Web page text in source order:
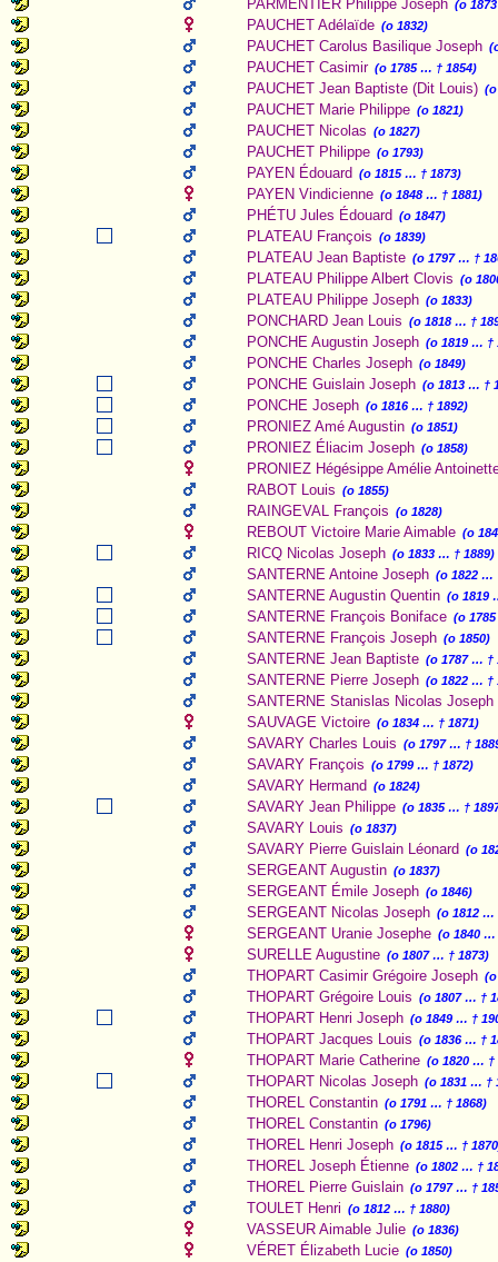
PARMENTIER Philippe Joseph (o
PAUCHET Adélaïde (o 1832)
PAUCHET Carolus Basilique Joseph
PAUCHET Casimir (o 1785 … † 1854)
PAUCHET Jean Baptiste (Dit Louis)
PAUCHET Marie Philippe (o 1821)
PAUCHET Nicolas (o 1827)
PAUCHET Philippe (o 1793)
PAYEN Édouard (o 1815 … † 1873)
PAYEN Vindicienne (o 1848 … † 1881)
PHÉTU Jules Édouard (o 1847)
PLATEAU François (o 1839)
PLATEAU Jean Baptiste (o 1797 … †
PLATEAU Philippe Albert Clovis (o
PLATEAU Philippe Joseph (o 1833)
PONCHARD Jean Louis (o 1818 … †
PONCHE Augustin Joseph (o 1819 … †
PONCHE Charles Joseph (o 1849)
PONCHE Guislain Joseph (o 1813 … †
PONCHE Joseph (o 1816 … † 1892)
PRONIEZ Amé Augustin (o 1851)
PRONIEZ Éliacim Joseph (o 1858)
PRONIEZ Hégésippe Amélie
RABOT Louis
(o 1855)
RAINGEVAL François (o 1828)
REBOUT Victoire Marie Aimable (o
RICQ Nicolas Joseph (o 1833 … † 1889)
SANTERNE Antoine Joseph (o 1822 …
SANTERNE Augustin Quentin (o 1819
SANTERNE François Boniface (o
SANTERNE François Joseph (o 1850)
SANTERNE Jean Baptiste (o 1787 … †
SANTERNE Pierre Joseph (o 1822 … †
SANTERNE Stanislas Nicolas Joseph
SAUVAGE Victoire (o 1834 … † 1871)
SAVARY Charles Louis (o 1797 … †
SAVARY François (o 1799 … † 1872)
SAVARY Hermand (o 1824)
SAVARY Jean Philippe (o 1835 … †
SAVARY Louis (o 1837)
SAVARY Pierre Guislain Léonard (o
SERGEANT Augustin (o 1837)
SERGEANT Émile Joseph (o 1846)
SERGEANT Nicolas Joseph (o 1812 …
SERGEANT Uranie Josephe (o 1840 …
SURELLE Augustine (o 1807 … † 1873)
THOPART Casimir Grégoire Joseph
THOPART Grégoire Louis (o 1807 … †
THOPART Henri Joseph (o 1849 … †
THOPART Jacques Louis (o 1836 … †
THOPART Marie Catherine (o 1820 … †
THOPART Nicolas Joseph (o 1831 … †
THOREL Constantin (o 1791 … † 1868)
THOREL Constantin (o 1796)
THOREL Henri Joseph (o 1815 … †
THOREL Joseph Étienne (o 1802 … †
THOREL Pierre Guislain (o 1797 … †
TOULET Henri (o 1812 … † 1880)
VASSEUR Aimable Julie (o 1836)
VÉRET Élizabeth Lucie (o 1850)